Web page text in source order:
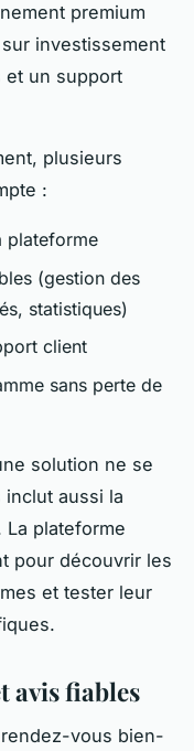
premium
investissement
et un support
plusieurs
:
plateforme
(gestion des
statistiques)
client
sans perte de
solution ne se
inclut aussi la
plateforme
pour découvrir les
et tester leur
avis fiables
vous bien-